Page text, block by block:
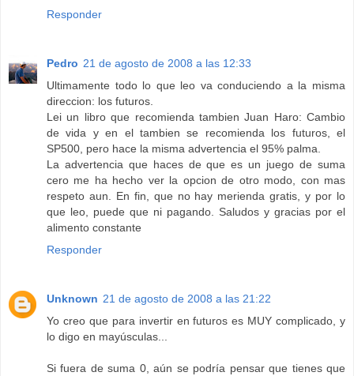
Responder
Pedro 21 de agosto de 2008 a las 12:33
Ultimamente todo lo que leo va conduciendo a la misma
direccion: los futuros.
Lei un libro que recomienda tambien Juan Haro: Cambio
de vida y en el tambien se recomienda los futuros, el
SP500, pero hace la misma advertencia el 95% palma.
La advertencia que haces de que es un juego de suma
cero me ha hecho ver la opcion de otro modo, con mas
respeto aun. En fin, que no hay merienda gratis, y por lo
que leo, puede que ni pagando. Saludos y gracias por el
alimento constante
Responder
Unknown 21 de agosto de 2008 a las 21:22
Yo creo que para invertir en futuros es MUY complicado, y
lo digo en mayúsculas...
Si fuera de suma 0, aún se podría pensar que tienes que